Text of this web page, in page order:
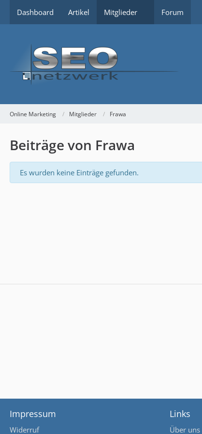
Dashboard Artikel Mitglieder Forum
Online Marketing Mitglieder Frawa
Beiträge von Frawa
Es wurden keine Einträge gefunden.
Impressum
Widerruf
Links
Über uns